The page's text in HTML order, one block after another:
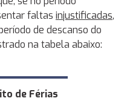
faltas injustificadas,
de descanso do
na tabela abaixo:
de Férias